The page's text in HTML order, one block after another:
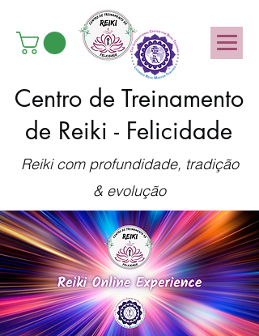
Centro de Treinamento
de Reiki - Felicidade
Reiki com profundidade, tradição
& evolução